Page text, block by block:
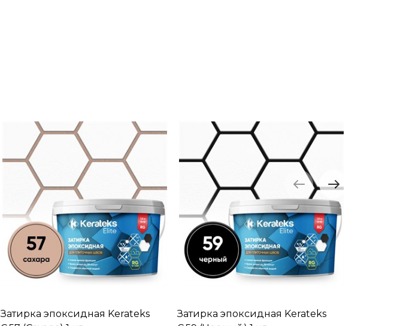
Затирка эпоксидная Kerateks
Затирка эпоксидная Kerateks